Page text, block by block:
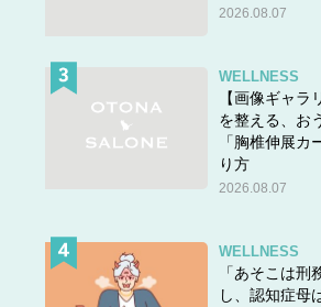
2026.08.07
WELLNESS
【画像ギャラ
を整える、お
「胸椎伸展カ
り方
2026.08.07
WELLNESS
「あそこは刑
し、認知症母